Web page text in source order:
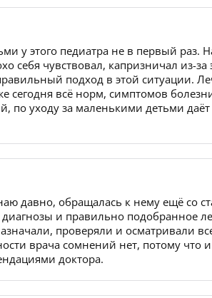
у этого педиатра не в первый
себя чувствовал, капризничал из-за
подход в этой ситуации.
сегодня всё норм, симптомов
по уходу за маленькими детьми
давно, обращалась к нему ещё со
и правильно подобранное
проверяли и осматривали
врача сомнений нет, потому что
доктора.